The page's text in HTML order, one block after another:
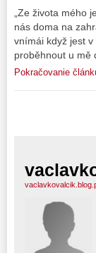
„Ze života mého
nás doma na
vnímái když jest
proběhnout u
Pokračovanie